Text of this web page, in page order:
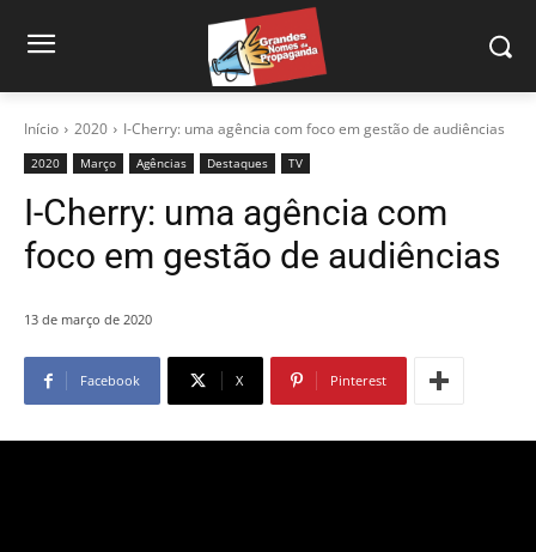
Início 2020 I-Cherry: uma agência com foco em gestão de audiências
2020 Março Agências Destaques TV
I-Cherry: uma agência com
foco em gestão de audiências
13 de março de 2020
Facebook X Pinterest